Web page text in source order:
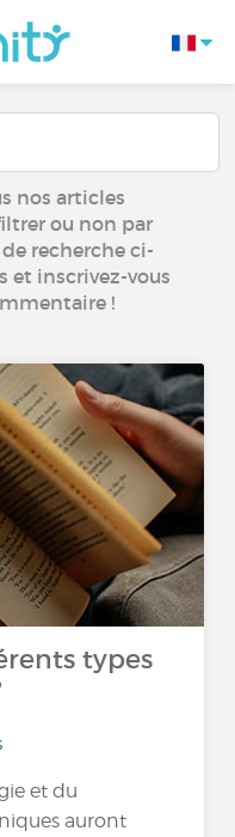
nos articles
ou non par
recherche ci-
et inscrivez-vous
!
types
et du
auront